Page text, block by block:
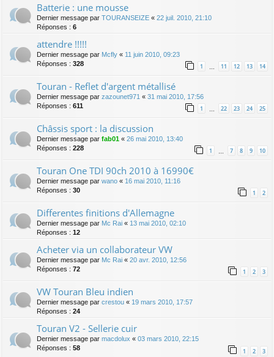
Batterie : une mousse
Dernier message par TOURANSEIZE « 22 juil. 2010, 21:10
Réponses : 6
attendre !!!!!
Dernier message par Mcfly « 11 juin 2010, 09:23
Réponses : 328 1 … 11 12 13 14
Touran - Reflet d'argent métallisé
Dernier message par zazounet971 « 31 mai 2010, 17:56
Réponses : 611 1 … 22 23 24 25
Châssis sport : la discussion
Dernier message par fab01 « 26 mai 2010, 13:40
Réponses : 228 1 … 7 8 9 10
Touran One TDI 90ch 2010 à 16990€
Dernier message par wano « 16 mai 2010, 11:16
Réponses : 30 1 2
Differentes finitions d'Allemagne
Dernier message par Mc Rai « 13 mai 2010, 02:10
Réponses : 12
Acheter via un collaborateur VW
Dernier message par Mc Rai « 20 avr. 2010, 12:56
Réponses : 72 1 2 3
VW Touran Bleu indien
Dernier message par crestou « 19 mars 2010, 17:57
Réponses : 24
Touran V2 - Sellerie cuir
Dernier message par macdolux « 03 mars 2010, 22:15
Réponses : 58 1 2 3